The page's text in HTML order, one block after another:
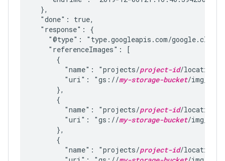
  },
  "done": true,
  "response": {
"@type": "type.googleapis.com/
    "referenceImages": [
      {
        "name": "projects/
project-id/locations/
        "uri": "gs://
my-storage-bucket/
      },
      {
        "name": "projects/
project-id/locations/
        "uri": "gs://
my-storage-bucket/
      },
      {
        "name": "projects/
project-id/locations/